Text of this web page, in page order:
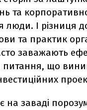
та
люди. І різниця
та практик
заважають
питання, що
на заваді